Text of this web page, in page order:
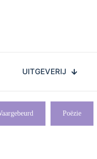
UITGEVERIJ
Poëzie